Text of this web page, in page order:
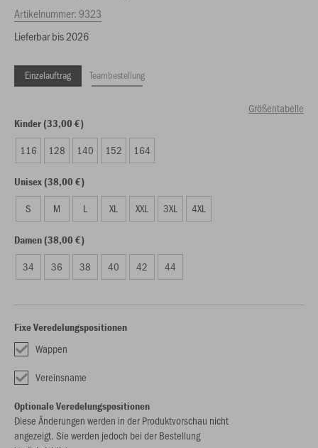
Artikelnummer:9323
Lieferbar bis 2026
Einzelauftrag Teambestellung
Größentabelle
Kinder (33,00 €)
116 128 140 152 164
Unisex (38,00 €)
S M L XL XXL 3XL 4XL
Damen (38,00 €)
34 36 38 40 42 44
Fixe Veredelungspositionen
Wappen
Vereinsname
Optionale Veredelungspositionen
Diese Änderungen werden in der Produktvorschau nicht
angezeigt. Sie werden jedoch bei der Bestellung